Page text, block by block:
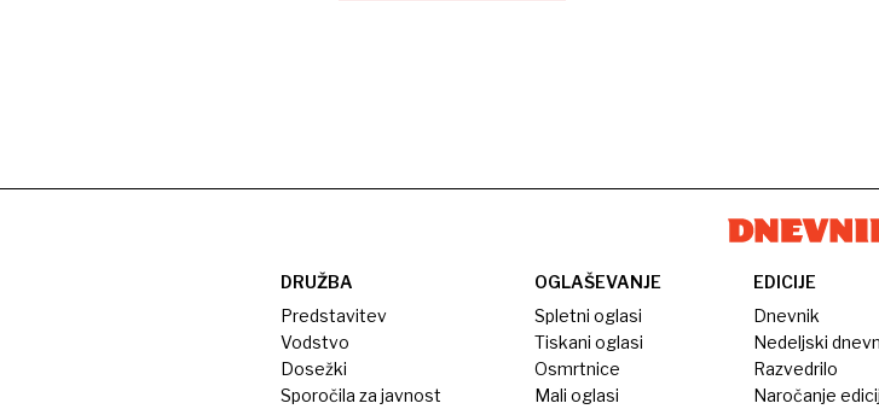
DRUŽBA
Predstavitev
Vodstvo
Dosežki
Sporočila za javnost
OGLAŠEVANJE
Spletni oglasi
Tiskani oglasi
Osmrtnice
Mali oglasi
EDICIJE
Dnevnik
Nedeljski
Razvedrilo
Naročanje edicij